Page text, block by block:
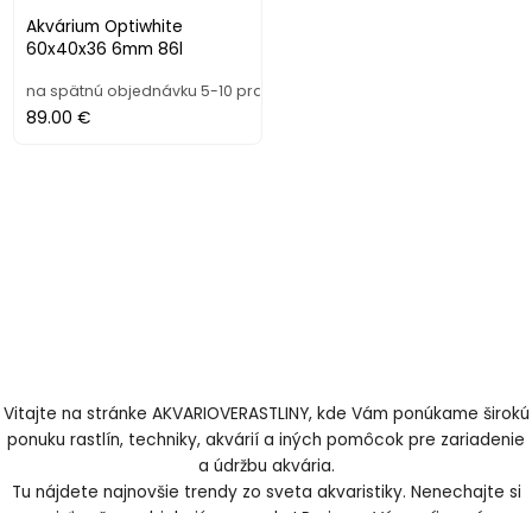
Akvárium Optiwhite
60x40x36 6mm 86l
na spätnú objednávku 5-10 prac. dní
89.00 €
Vitajte na stránke AKVARIOVERASTLINY, kde Vám ponúkame širokú
ponuku rastlín, techniky, akvárií a iných pomôcok pre zariadenie
a údržbu akvária.
Tu nájdete najnovšie trendy zo sveta akvaristiky. Nenechajte si